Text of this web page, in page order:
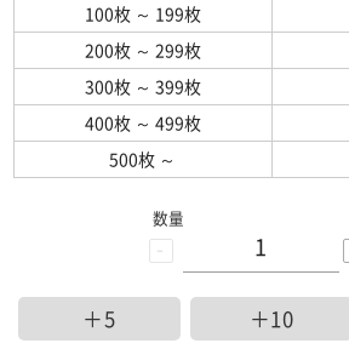
100枚 ～ 199枚
200枚 ～ 299枚
300枚 ～ 399枚
400枚 ～ 499枚
500枚 ～
-
数量
＋5 ＋10